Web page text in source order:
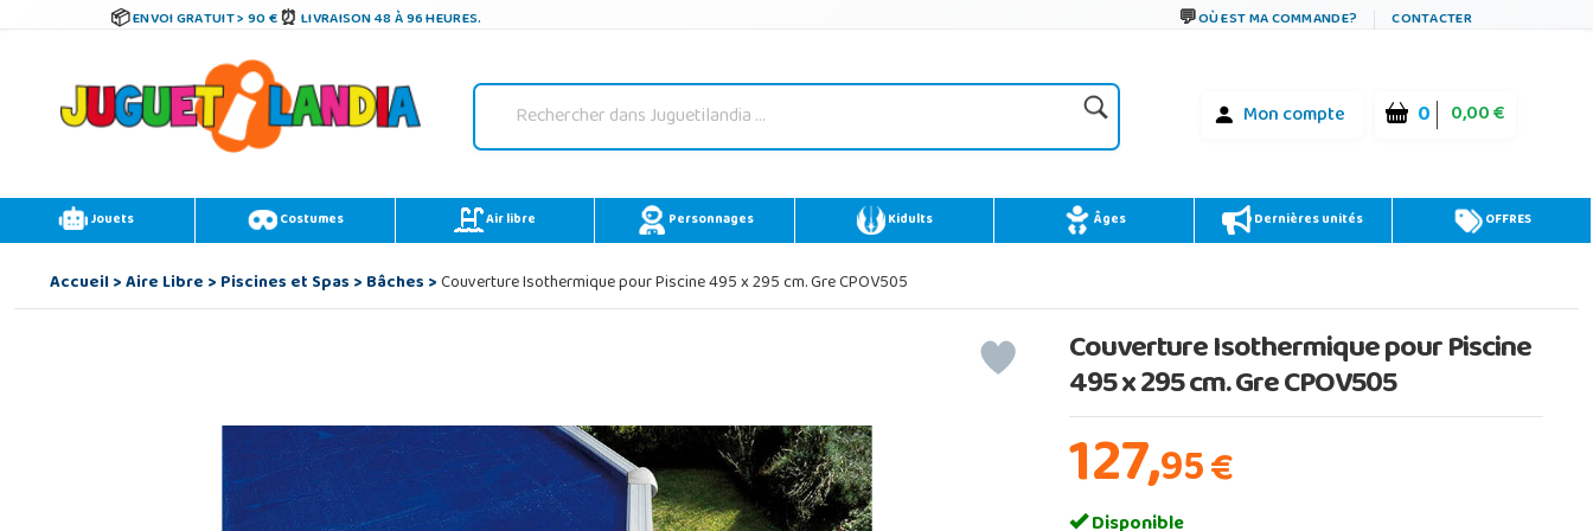
ENVOI GRATUIT > 90 € LIVRAISON 48 À 96 HEURES. OÙ EST MA COMMANDE? CONTACTER
Mon compte 0 0,00 €
Jouets Costumes Air libre Personnages Kidults Âges Dernières unités OFFRES
Accueil>Aire Libre>Piscines et Spas>Bâches>Couverture Isothermique pour Piscine 495 x 295 cm. Gre CPOV505
Couverture Isothermique pour Piscine
495 x 295 cm. Gre CPOV505
127,95€